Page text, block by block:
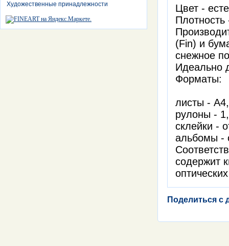
Художественные принадлежности
Цвет -
(Fin) и
снежное
Идеально
Форматы:
листы -
рулоны -
склейки -
альбомы -
содержит
Поделиться с